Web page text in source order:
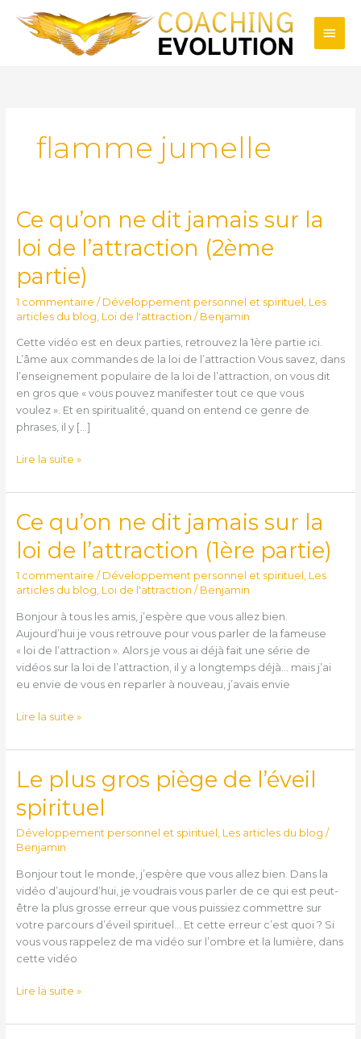
contenu
flamme jumelle
Ce qu’on ne dit jamais sur la
loi de l’attraction (2ème
partie)
1 commentaire / Développement personnel et spirituel Les
articles du blog Loi de l'attraction / Benjamin
Cette vidéo est en deux parties, retrouvez la 1ère partie ici.
L’âme aux commandes de la loi de l’attraction Vous savez, dans
l’enseignement populaire de la loi de l’attraction, on vous dit
en gros que « vous pouvez manifester tout ce que vous
voulez ». Et en spiritualité, quand on entend ce genre de
phrases, il y […]
Ce
qu’on
ne
jamais
sur
la
de
l’attraction
(2ème
partie)
Lire la suite »
Ce qu’on ne dit jamais sur la
loi de l’attraction (1ère partie)
1 commentaire / Développement personnel et spirituel , Les
articles du blog, Loi de l'attraction / Benjamin
Bonjour à tous les amis, j’espère que vous allez bien.
Aujourd’hui je vous retrouve pour vous parler de la fameuse
« loi de l’attraction ». Alors je vous ai déjà fait une série de
vidéos sur la loi de l’attraction, il y a longtemps déjà… mais j’ai
eu envie de vous en reparler à nouveau, j’avais envie
Ce
qu’on
ne
jamais
la
loi
de
l’attraction
(1ère
Lire la suite »
Le plus gros piège de l’éveil
spirituel
Développement personnel et spirituel , Les articles du blog /
Benjamin
Bonjour tout le monde, j’espère que vous allez bien. Dans la
vidéo d’aujourd’hui, je voudrais vous parler de ce qui est peut-
être la plus grosse erreur que vous puissiez commettre sur
votre parcours d’éveil spirituel… Et cette erreur c’est quoi ? Si
vous vous rappelez de ma vidéo sur l’ombre et la lumière, dans
cette vidéo
Le
plus
gros
spirituel
Lire la suite »